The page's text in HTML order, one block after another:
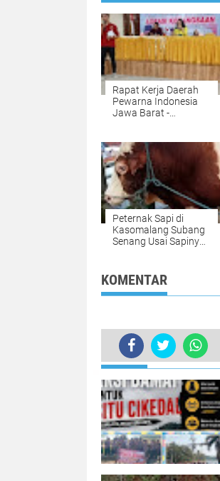
Rapat Kerja Daerah
Pewarna Indonesia
Jawa Barat -
Jawa Timur
Peternak Sapi di
Kasomalang Subang
Senang Usai Sapinya
Adha 2024
KOMENTAR
TERKINI